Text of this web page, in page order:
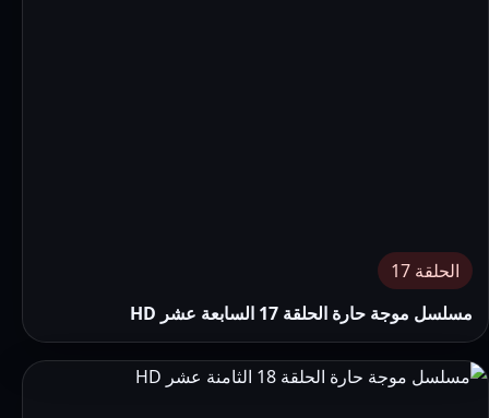
الحلقة 17
مسلسل موجة حارة الحلقة 17 السابعة عشر HD